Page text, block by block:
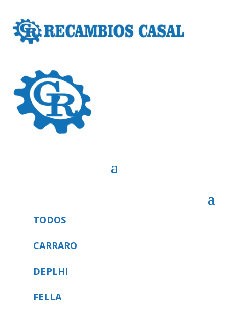
TODOS
CARRARO
DEPLHI
FELLA